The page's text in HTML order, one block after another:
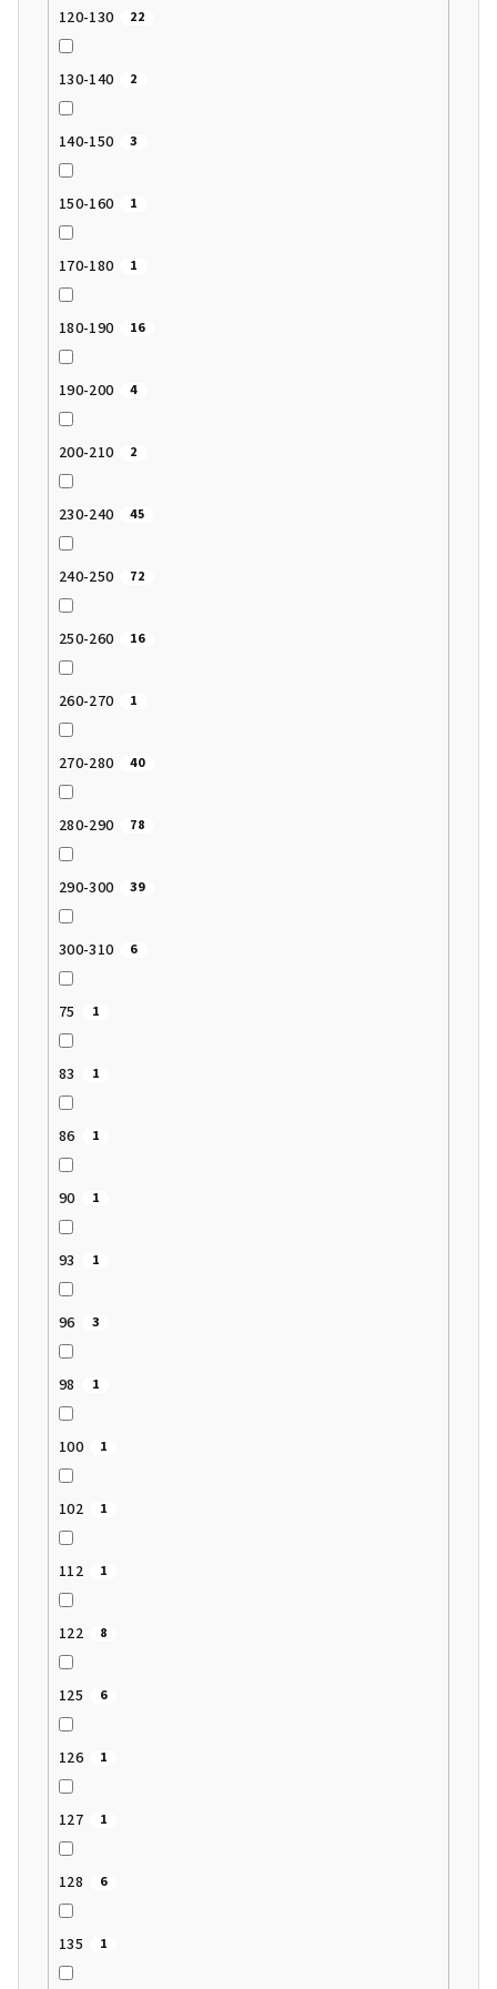
120-130 22
130-140 2
140-150 3
150-160 1
170-180 1
180-190 16
190-200 4
200-210 2
230-240 45
240-250 72
250-260 16
260-270 1
270-280 40
280-290 78
290-300 39
300-310 6
75 1
83 1
86 1
90 1
93 1
96 3
98 1
100 1
102 1
112 1
122 8
125 6
126 1
127 1
128 6
135 1